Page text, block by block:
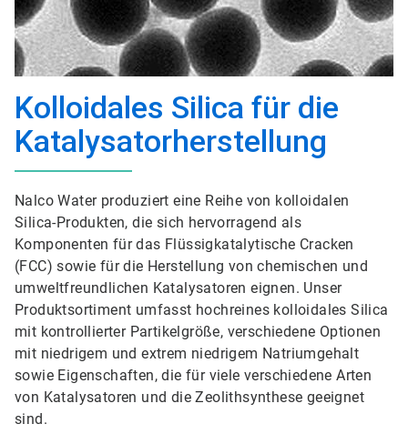
Kolloidales Silica für die
Katalysatorherstellung
Nalco Water produziert eine Reihe von kolloidalen
Silica-Produkten, die sich hervorragend als
Komponenten für das Flüssigkatalytische Cracken
(FCC) sowie für die Herstellung von chemischen und
umweltfreundlichen Katalysatoren eignen. Unser
Produktsortiment umfasst hochreines kolloidales Silica
mit kontrollierter Partikelgröße, verschiedene Optionen
mit niedrigem und extrem niedrigem Natriumgehalt
sowie Eigenschaften, die für viele verschiedene Arten
von Katalysatoren und die Zeolithsynthese geeignet
sind.